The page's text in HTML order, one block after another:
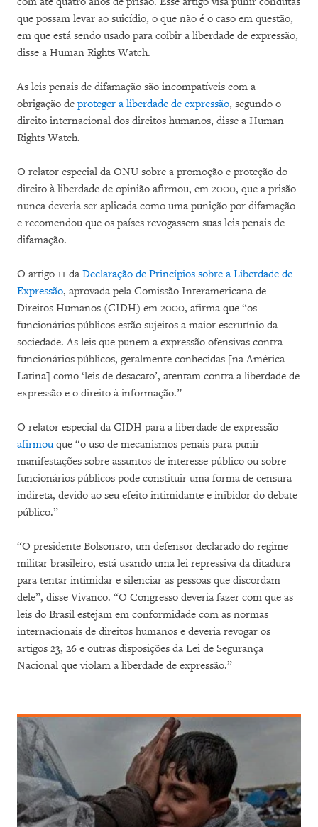
que possam levar ao suicídio, o que não é o caso em questão,
em que está sendo usado para coibir a liberdade de expressão,
disse a Human Rights Watch.
As leis penais de difamação são incompatíveis com a
obrigação de proteger a liberdade de expressão, segundo o
direito internacional dos direitos humanos, disse a Human
Rights Watch.
O relator especial da ONU sobre a promoção e proteção do
direito à liberdade de opinião afirmou, em 2000, que a prisão
nunca deveria ser aplicada como uma punição por difamação
e recomendou que os países revogassem suas leis penais de
difamação.
O artigo 11 da Declaração de Princípios sobre a Liberdade de
Expressão, aprovada pela Comissão Interamericana de
Direitos Humanos (CIDH) em 2000, afirma que “os
funcionários públicos estão sujeitos a maior escrutínio da
sociedade. As leis que punem a expressão ofensivas contra
funcionários públicos, geralmente conhecidas [na América
Latina] como ‘leis de desacato’, atentam contra a liberdade de
expressão e o direito à informação.”
O relator especial da CIDH para a liberdade de expressão
afirmouque “o uso de mecanismos penais para punir
manifestações sobre assuntos de interesse público ou sobre
funcionários públicos pode constituir uma forma de censura
indireta, devido ao seu efeito intimidante e inibidor do debate
público.”
“O presidente Bolsonaro, um defensor declarado do regime
militar brasileiro, está usando uma lei repressiva da ditadura
para tentar intimidar e silenciar as pessoas que discordam
dele”, disse Vivanco. “O Congresso deveria fazer com que as
leis do Brasil estejam em conformidade com as normas
internacionais de direitos humanos e deveria revogar os
artigos 23, 26 e outras disposições da Lei de Segurança
Nacional que violam a liberdade de expressão.”